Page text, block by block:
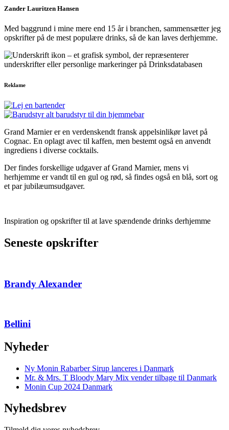
Zander Lauritzen Hansen
Med baggrund i mine mere end 15 år i branchen, sammensætter jeg
opskrifter på de mest populære drinks, så de kan laves derhjemme.
Reklame
Grand Marnier er en verdenskendt fransk appelsinlikør lavet på
Cognac. En oplagt avec til kaffen, men bestemt også en anvendt
ingrediens i diverse cocktails.
Der findes forskellige udgaver af Grand Marnier, mens vi
herhjemme er vandt til en gul og rød, så findes også en blå, sort og
et par jubilæumsudgaver.
Inspiration og opskrifter til at lave spændende drinks derhjemme
Seneste opskrifter
Brandy Alexander
Bellini
Nyheder
Ny Monin Rabarber Sirup lanceres i Danmark
Mr. & Mrs. T Bloody Mary Mix vender tilbage til Danmark
Monin Cup 2024 Danmark
Nyhedsbrev